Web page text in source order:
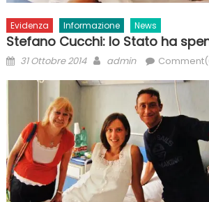
Evidenza Informazione News
Stefano Cucchi: lo Stato ha
Posted
31 Ottobre 2014 Author
admin